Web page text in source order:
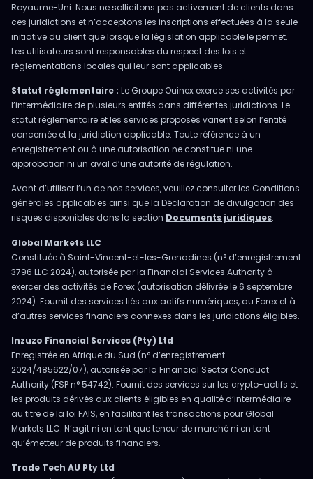
Royaume-Uni. Nous ne sollicitons pas activement de clients dans
ces juridictions et n’acceptons les inscriptions effectuées à la seule
initiative du client que lorsque la législation applicable le permet.
Les utilisateurs sont responsables du respect des lois et
réglementations locales qui leur sont applicables.
Statut réglementaire : Le Groupe Ouinex exerce ses activités par
l’intermédiaire de plusieurs entités dans différentes juridictions. Le
statut réglementaire et les services proposés varient selon l’entité
concernée et la juridiction applicable. Toute référence à un
enregistrement ou à une autorisation ne constitue ni une
approbation ni un aval d’une autorité de régulation.
Avant d’utiliser l’un de nos services, veuillez consulter les Conditions
générales applicables ainsi que la Déclaration de divulgation des
risques disponibles dans la section Documents juridiques.
Global Markets LLC
Constituée à Saint-Vincent-et-les-Grenadines (n° d’enregistrement
3796 LLC 2024), autorisée par la Financial Services Authority à
exercer des activités de Forex (autorisation délivrée le 6 septembre
2024). Fournit des services liés aux actifs numériques, au Forex et à
d’autres services financiers connexes dans les juridictions éligibles.
Inzuzo Financial Services (Pty) Ltd
Enregistrée en Afrique du Sud (n° d’enregistrement
2024/485622/07), autorisée par la Financial Sector Conduct
Authority (FSP n° 54742). Fournit des services sur les crypto-actifs et
les produits dérivés aux clients éligibles en qualité d’intermédiaire
au titre de la loi FAIS, en facilitant les transactions pour Global
Markets LLC. N’agit ni en tant que teneur de marché ni en tant
qu’émetteur de produits financiers.
Trade Tech AU Pty Ltd